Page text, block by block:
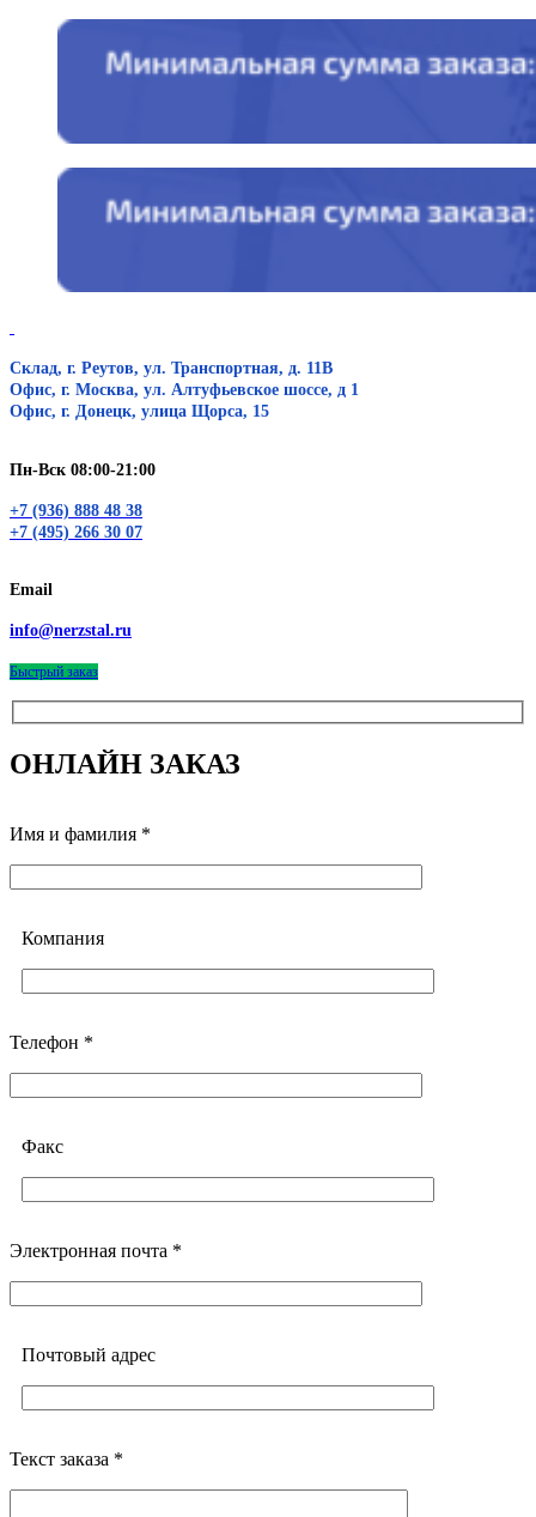
Склад, г. Реутов, ул. Транспортная, д. 11В
Офис, г. Москва, ул. Алтуфьевское шоссе, д 1
Офис, г. Донецк, улица Щорса, 15
Пн-Вск 08:00-21:00
+7 (936) 888 48 38
+7 (495) 266 30 07
Email
info@nerzstal.ru
Быстрый заказ
ОНЛАЙН ЗАКАЗ
Имя и фамилия *
Компания
Телефон *
Факс
Электронная почта *
Почтовый адреc
Текст заказа *